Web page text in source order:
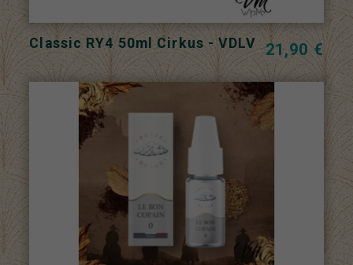
Classic RY4 50ml Cirkus - VDLV 21,90 €